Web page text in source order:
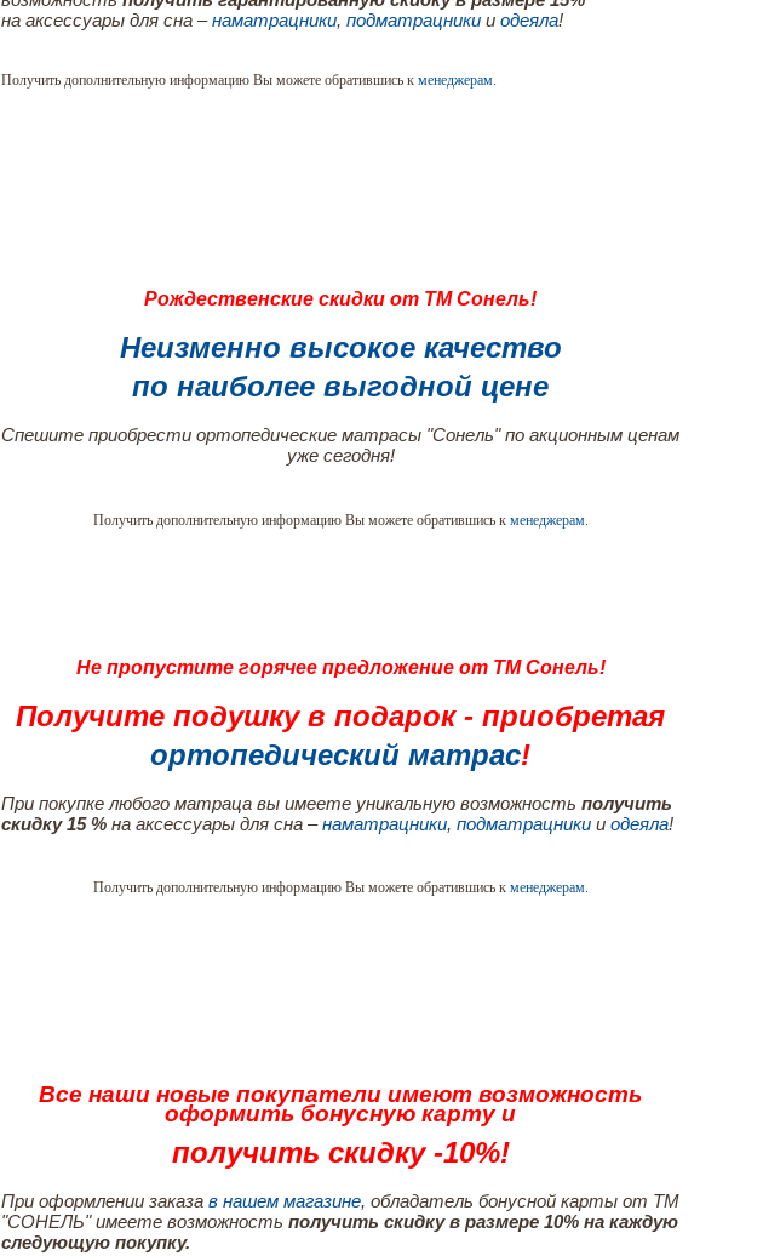
на аксессуары для сна –наматрацники,подматрацники иодеяла!
Получить дополнительную информацию Вы можете обратившись кменеджерам
Рождественские скидки от ТМ Сонель!
Неизменно высокое качество
по наиболее выгодной цене
Спешите приобрести ортопедические матрасы "Сонель" по акционным ценам
уже сегодня!
Получить дополнительную информацию Вы можете обратившись к менеджерам.
Не пропустите горячее предложение от ТМ Сонель!
Получите подушку в подарок - приобретая
ортопедический матрас!
При покупке любого матраца вы имеете уникальную возможностьполучить
скидку 15 % на аксессуары для сна –наматрацники,подматрацники иодеяла!
Получить дополнительную информацию Вы можете обратившись к менеджерам.
Все наши новые покупатели имеют возможность
оформить бонусную карту и
получить скидку -10%!
При оформлении заказав нашем магазине, обладатель бонусной карты от ТМ
"СОНЕЛЬ" имеете возможностьполучить скидку в размере 10% на каждую
следующую покупку.